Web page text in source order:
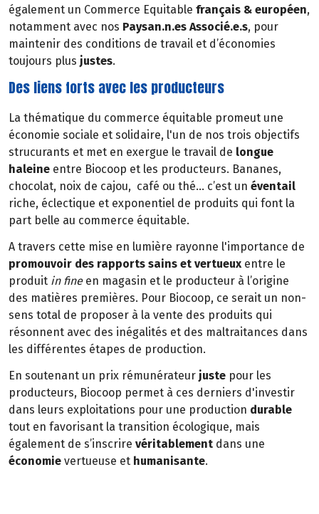
également un Commerce Equitable français & européen,
notamment avec nos Paysan.n.es Associé.e.s, pour
maintenir des conditions de travail et d’économies
toujours plus justes.
Des liens forts avec les producteurs
La thématique du commerce équitable promeut une
économie sociale et solidaire, l'un de nos trois objectifs
strucurants et met en exergue le travail de longue
haleine entre Biocoop et les producteurs. Bananes,
chocolat, noix de cajou, café ou thé… c’est un éventail
riche, éclectique et exponentiel de produits qui font la
part belle au commerce équitable.
A travers cette mise en lumière rayonne l'importance de
promouvoir des rapports sains et vertueux entre le
produit in fineen magasin et le producteur à l’origine
des matières premières. Pour Biocoop, ce serait un non-
sens total de proposer à la vente des produits qui
résonnent avec des inégalités et des maltraitances dans
les différentes étapes de production.
En soutenant un prix rémunérateur juste pour les
producteurs, Biocoop permet à ces derniers d'investir
dans leurs exploitations pour une production durable
tout en favorisant la transition écologique, mais
également de s’inscrire véritablement dans une
économie vertueuse et humanisante.